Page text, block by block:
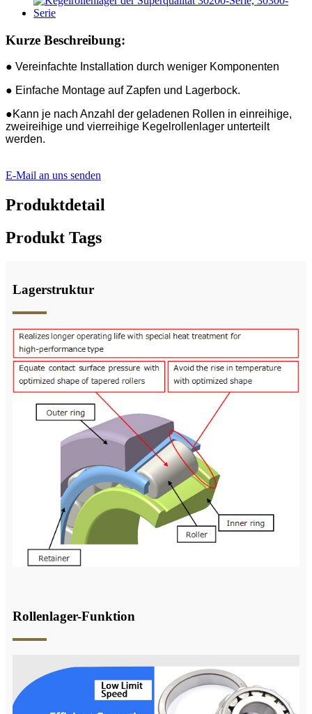
Kurze Beschreibung:
● Vereinfachte Installation durch weniger Komponenten
● Einfache Montage auf Zapfen und Lagerbock.
●Kann je nach Anzahl der geladenen Rollen in einreihige,
zweireihige und vierreihige Kegelrollenlager unterteilt
werden.
E-Mail an uns senden
Produktdetail
Produkt Tags
Lagerstruktur
Rollenlager-Funktion